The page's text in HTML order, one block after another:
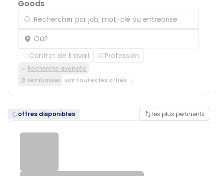
Goods
Rechercher par job, mot-clé ou entreprise
Localisation
Contrat de travail Profession
Recherche avancée
réinitialiser voir toutes les offres
offres disponibles les plus pertinents